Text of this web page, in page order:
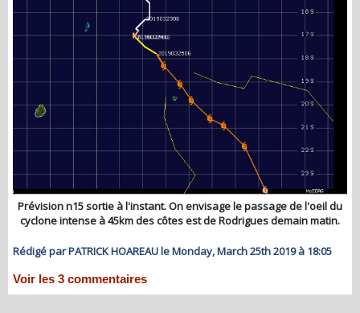
Prévision n15 sortie à l'instant. On envisage le passage de l'oeil du
cyclone intense à 45km des côtes est de Rodrigues demain matin.
Rédigé par PATRICK HOAREAU le Monday, March 25th 2019 à 18:05
Voir les 3 commentaires